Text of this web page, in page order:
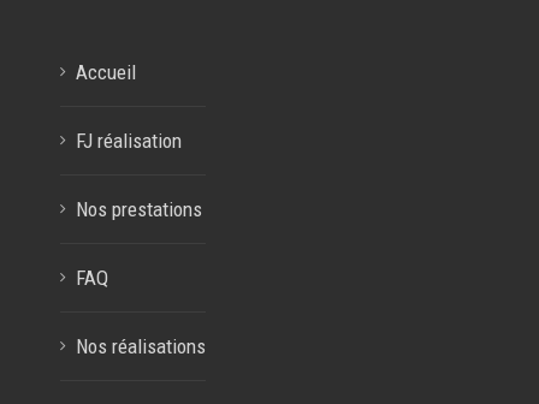
Accueil
FJ réalisation
Nos prestations
FAQ
Nos réalisations